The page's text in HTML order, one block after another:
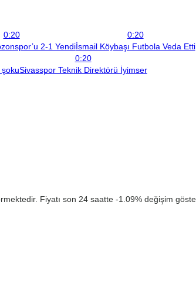
0:20
2-1 Yendi
0:20
İsmail Köybaşı Futbola Veda Etti
şoku
0:20
Sivasspor Teknik Direktörü İyimser
Fiyatı son 24 saatte -1.09% değişim